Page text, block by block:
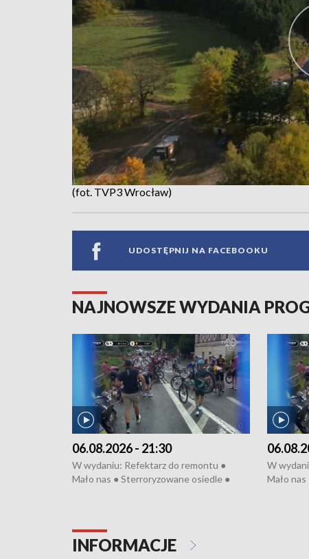
(fot. TVP3 Wrocław)
UDOSTĘPNIJ NA FACEBOOKU
NAJNOWSZE WYDANIA
06.08.2026 - 21:30
W wydaniu: Refektarz do remontu ●
Mało nas ● Sterroryzowane osiedle ●
Pologne
W
Mało
INFORMACJE